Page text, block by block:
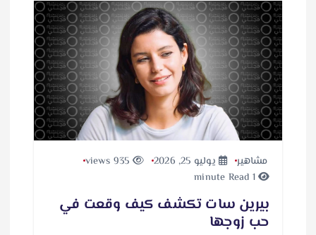
مشاهير يوليو 25, 2026
1 minute Read
بيرين سات تكشف كيف وقعت في
حب زوجها